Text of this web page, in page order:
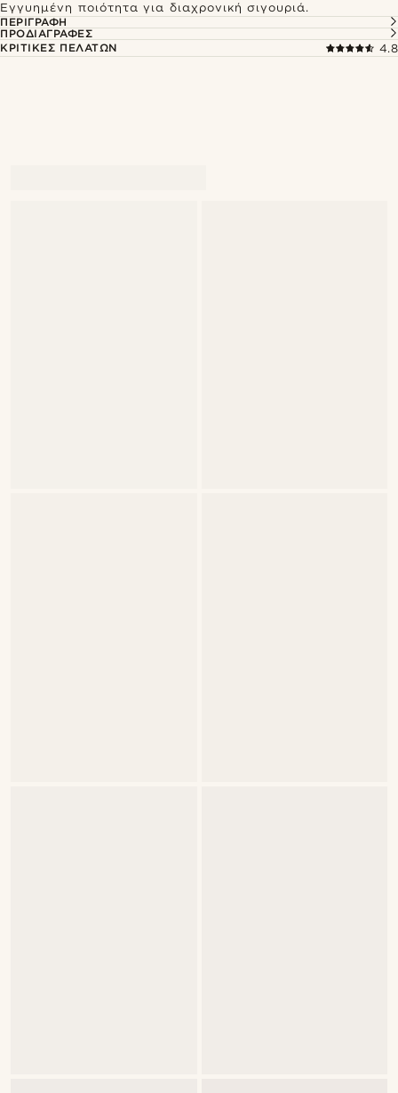
Εγγυημένη ποιότητα για διαχρονική σιγουριά.
ΠΕΡΙΓΡΑΦΉ
ΠΡΟΔΙΑΓΡΑΦΈΣ
ΚΡΙΤΙΚΈΣ ΠΕΛΑΤΏΝ
4.8